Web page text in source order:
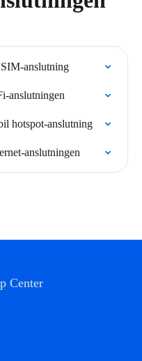
anslutning
anslutningen
hotspot-anslutning
anslutningen